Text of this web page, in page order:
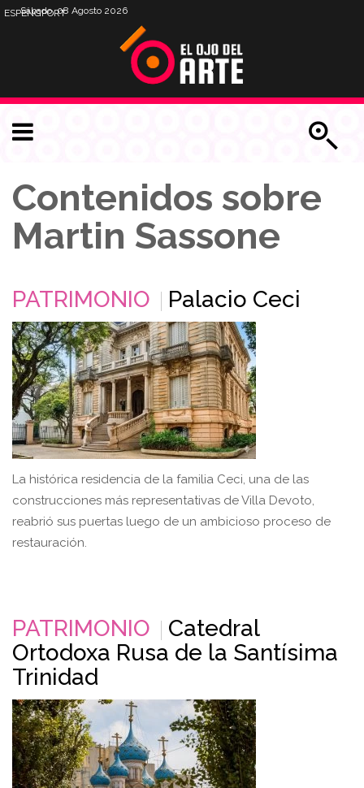
Sábado, 08 Agosto 2026
ESPENGPORT
Contenidos sobre
Martin Sassone
PATRIMONIO Palacio Ceci
La histórica residencia de la familia Ceci, una de las
construcciones más representativas de Villa Devoto,
reabrió sus puertas luego de un ambicioso proceso de
restauración.
PATRIMONIO
Catedral
Ortodoxa Rusa de la Santísima
Trinidad